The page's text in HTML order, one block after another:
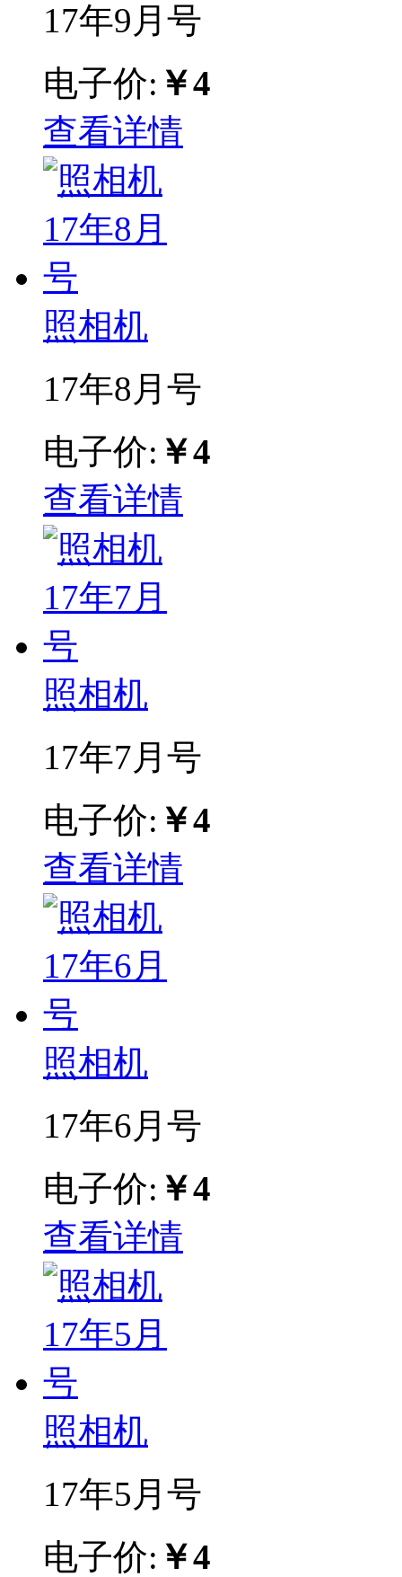
17年9月号
电子价: ￥4
查看详情
照相机
17年8月号
电子价: ￥4
查看详情
照相机
17年7月号
电子价: ￥4
查看详情
照相机
17年6月号
电子价: ￥4
查看详情
照相机
17年5月号
电子价: ￥4